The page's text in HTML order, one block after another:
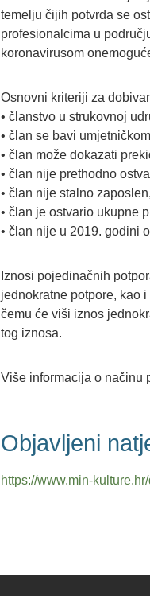
temelju čijih potvrda se
profesionalcima u
koronavirusom
Osnovni kriteriji za
• članstvo u strukovnoj
• član se bavi
• član može dokazati
• član nije prethodno
• član nije stalno
• član je ostvario ukupne
• član nije u 2019. godini
Iznosi pojedinačnih
jednokratne potpore, kao
čemu će viši iznos
tog iznosa.
Više informacija o načinu
Objavljeni
https://www.min-